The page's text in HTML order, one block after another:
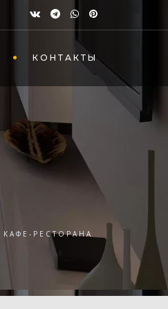
КОНТАКТЫ
РЕСТОРАНА